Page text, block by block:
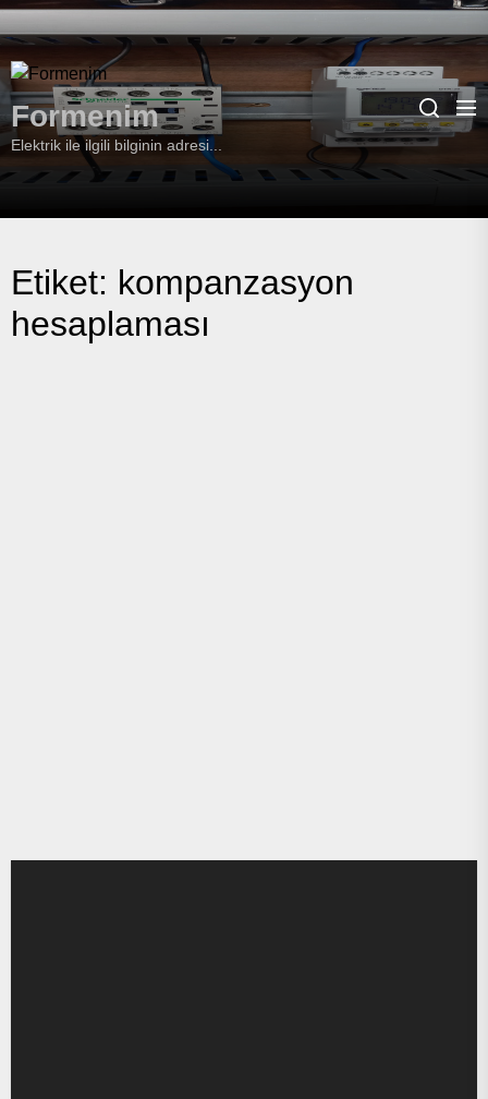
Skip
to
the
content
Formenim
Formenim
Elektrik ile ilgili bilginin adresi...
Etiket: kompanzasyon
hesaplaması